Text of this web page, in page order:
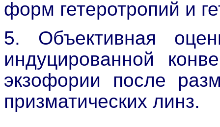
форм гетеротропий и
5. Объективная
индуцированной
экзофории после
призматических линз.